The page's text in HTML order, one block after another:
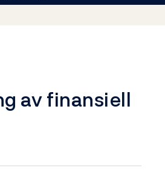
av finansiell